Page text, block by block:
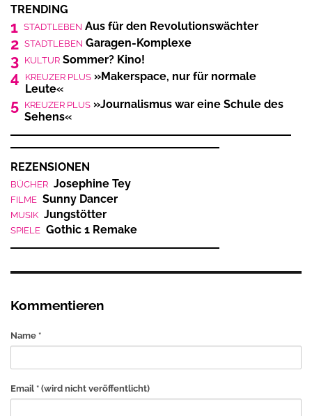
TRENDING
1 STADTLEBEN Aus für den Revolutionswächter
2 STADTLEBEN Garagen-Komplexe
3 KULTUR Sommer? Kino!
4 KREUZER PLUS »Makerspace, nur für normale
Leute«
5 KREUZER PLUS »Journalismus war eine Schule des
Sehens«
REZENSIONEN
BÜCHER Josephine Tey
FILME Sunny Dancer
MUSIK Jungstötter
SPIELE Gothic 1 Remake
Kommentieren
Name *
Email * (wird nicht veröffentlicht)